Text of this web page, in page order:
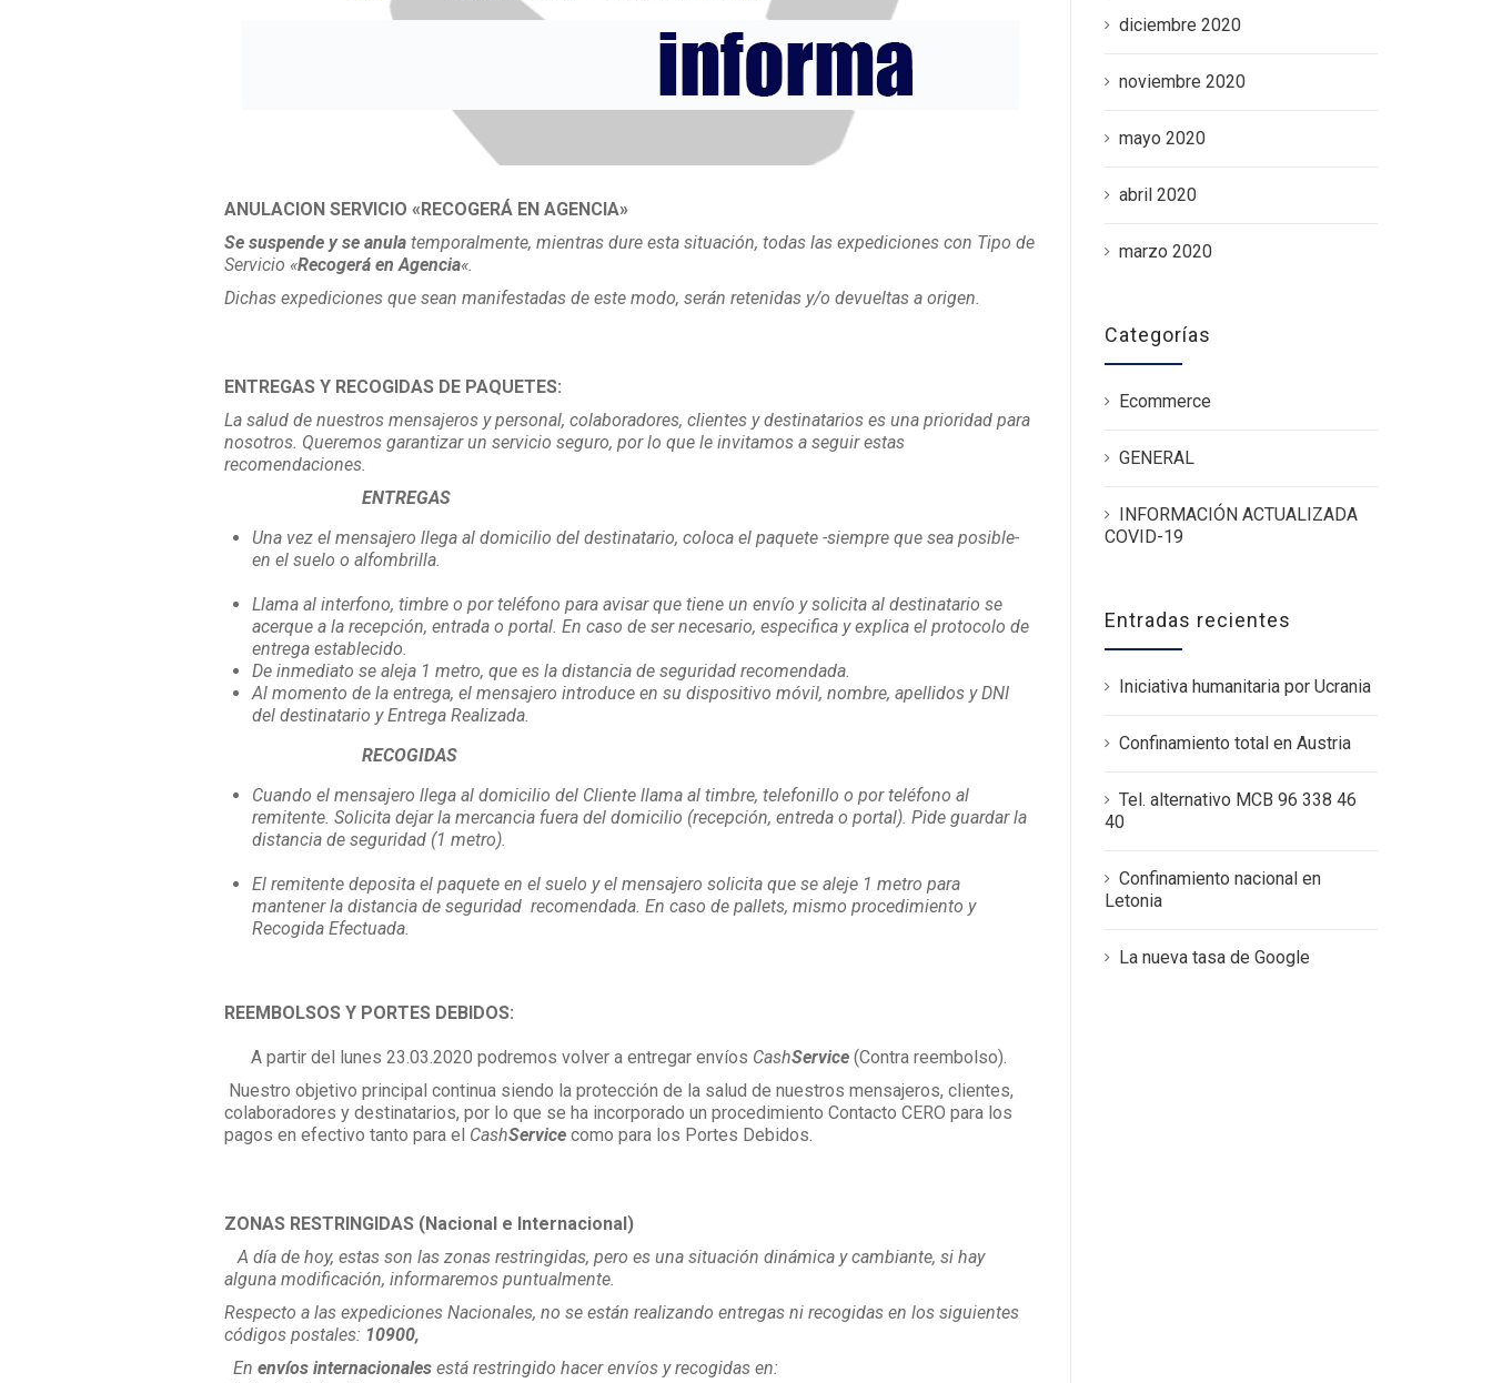
ANULACION SERVICIO «RECOGERÁ EN AGENCIA»
Se suspende y se anula temporalmente, mientras dure esta situación, todas las expediciones con Tipo de
Servicio «Recogerá en Agencia«.
Dichas expediciones que sean manifestadas de este modo, serán retenidas y/o devueltas a origen.
ENTREGAS Y RECOGIDAS DE PAQUETES:
La salud de nuestros mensajeros y personal, colaboradores, clientes y destinatarios es una prioridad para
nosotros. Queremos garantizar un servicio seguro, por lo que le invitamos a seguir estas
recomendaciones.
ENTREGAS
Una vez el mensajero llega al domicilio del destinatario, coloca el paquete -siempre que sea posible-
en el suelo o alfombrilla.
Llama al interfono, timbre o por teléfono para avisar que tiene un envío y solicita al destinatario se
acerque a la recepción, entrada o portal. En caso de ser necesario, especifica y explica el protocolo de
entrega establecido.
De inmediato se aleja 1 metro, que es la distancia de seguridad recomendada.
Al momento de la entrega, el mensajero introduce en su dispositivo móvil, nombre, apellidos y DNI
del destinatario y Entrega Realizada.
RECOGIDAS
Cuando el mensajero llega al domicilio del Cliente llama al timbre, telefonillo o por teléfono al
remitente. Solicita dejar la mercancia fuera del domicilio (recepción, entreda o portal). Pide guardar la
distancia de seguridad (1 metro).
El remitente deposita el paquete en el suelo y el mensajero solicita que se aleje 1 metro para
mantener la distancia de seguridad recomendada. En caso de pallets, mismo procedimiento y
Recogida Efectuada.
REEMBOLSOS Y PORTES DEBIDOS:
A partir del lunes 23.03.2020 podremos volver a entregar envíos CashService (Contra reembolso).
Nuestro objetivo principal continua siendo la protección de la salud de nuestros mensajeros, clientes,
colaboradores y destinatarios, por lo que se ha incorporado un procedimiento Contacto CERO para los
pagos en efectivo tanto para el CashService como para los Portes Debidos.
ZONAS RESTRINGIDAS (Nacional e Internacional)
A día de hoy, estas son las zonas restringidas, pero es una situación dinámica y cambiante, si hay
alguna modificación, informaremos puntualmente.
Respecto a las expediciones Nacionales, no se están realizando entregas ni recogidas en los siguientes
códigos postales: 10900,
En envíos internacionales está restringido hacer envíos y recogidas en:
diciembre 2020
noviembre 2020
mayo 2020
abril 2020
marzo 2020
Categorías
Ecommerce
GENERAL
INFORMACIÓN ACTUALIZADA
COVID-19
Entradas recientes
Iniciativa humanitaria por Ucrania
Confinamiento total en Austria
Tel. alternativo MCB 96 338 46
40
Confinamiento nacional en
Letonia
La nueva tasa de Google